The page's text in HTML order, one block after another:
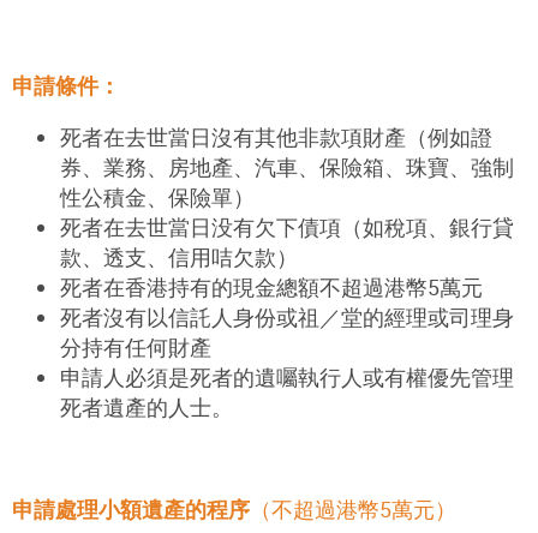
申請條件：
死者在去世當日沒有其他非款項財產（例如證
券、業務、房地產、汽車、保險箱、珠寶、強制
性公積金、保險單）
死者在去世當日没有欠下債項（如稅項、銀行貸
款、透支、信用咭欠款）
死者在香港持有的現金總額不超過港幣5萬元
死者沒有以信託人身份或祖／堂的經理或司理身
分持有任何財產
申請人必須是死者的遺囑執行人或有權優先管理
死者遺產的人士。
申請處理小額遺產的程序 （不超過港幣5萬元）